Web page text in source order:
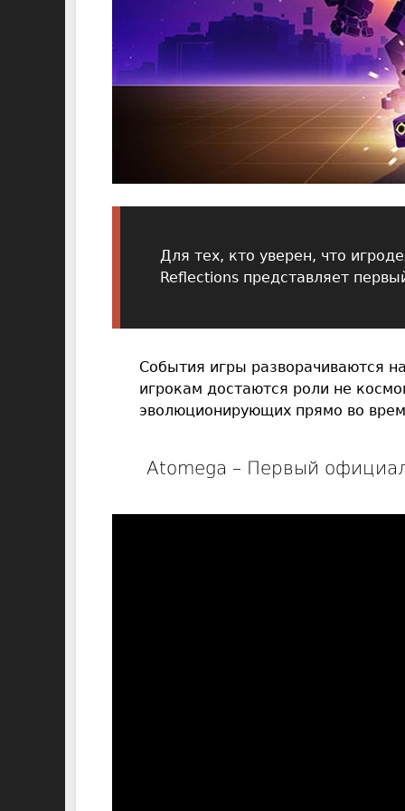
Для тех, кто уверен, что
Reflections представляет
События игры разворачиваются
игрокам достаются роли не
эволюционирующих прямо во
Atomega – Первый